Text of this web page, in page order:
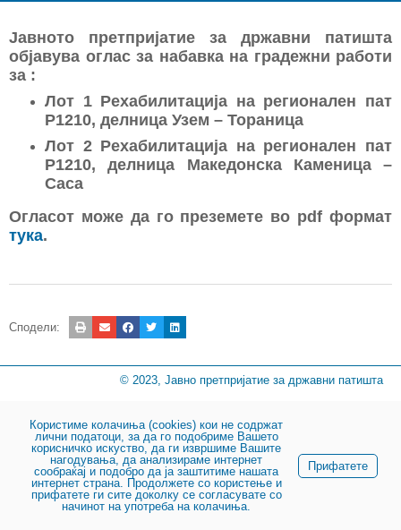
Јавното претпријатие за државни патишта
објавува оглас за набавка на градежни работи
за :
Лот 1 Рехабилитација на регионален пат
Р1210, делница Узем – Тораница
Лот 2 Рехабилитација на регионален пат
Р1210, делница Македонска Каменица –
Саса
Огласот може да го преземете во pdf формат
тука.
Сподели:
© 2023, Јавно претпријатие за државни патишта
Користиме колачиња (cookies) кои не содржат
лични податоци, за да го подобриме Вашето
корисничко искуство, да ги извршиме Вашите
нагодувања, да анализираме интернет
сообраќај и подобро да ја заштитиме нашата
интернет страна. Продолжете со користење и
прифатете ги сите доколку се согласувате со
начинот на употреба на колачиња.
Прифатете